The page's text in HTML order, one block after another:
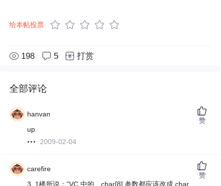
给本帖投票
198 5 打赏
全部评论
hanvan
up
2009-02-04
赞
carefire
3. 1楼所说：“VC 中的 char[8] 参数都应该改成 char
赞